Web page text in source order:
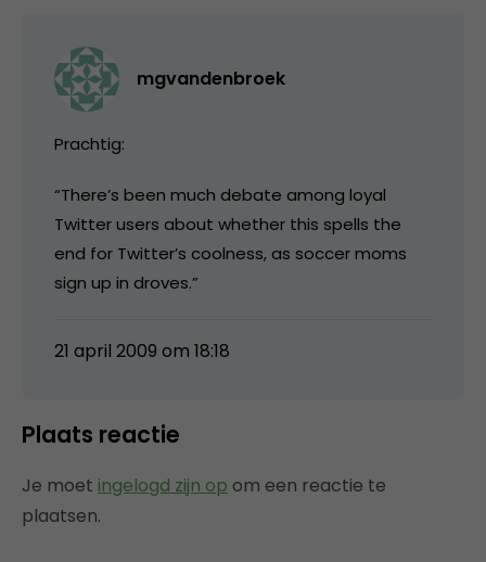
mgvandenbroek
Prachtig:
“There’s been much debate among loyal
Twitter users about whether this spells the
end for Twitter’s coolness, as soccer moms
sign up in droves.”
21 april 2009 om 18:18
Plaats reactie
Je moet ingelogd zijn op om een reactie te
plaatsen.